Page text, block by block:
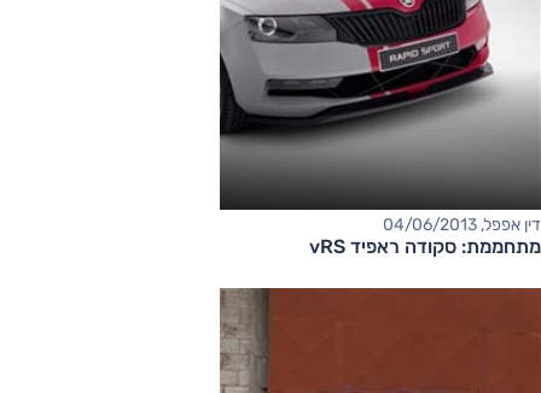
דין אפפל, 04/06/2013
מתחממת: סקודה ראפיד vRS